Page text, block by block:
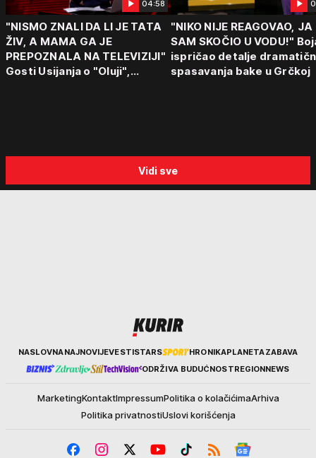
04:58
"NISMO ZNALI DA LI JE TATA
ŽIV, A MAMA GA JE
PREPOZNALA NA TELEVIZIJI"
Gosti Usijanja o "Oluji",
"NIKO NIJE REAGOVAO, JA
SAM SKOČIO U VODU!"
ispričao detalje
spasavanja bake u Grčkoj
Vidi sve
KurirNASLOVNANAJNOVIJEVESTISTARS HRONIKAPLANETAZABAVA
ODRŽIVA BUDUĆNOSTREGIONNEWS
MarketingKontaktImpressumPolitika o kolačićimaArhiva
Politika privatnostiUslovi korišćenja